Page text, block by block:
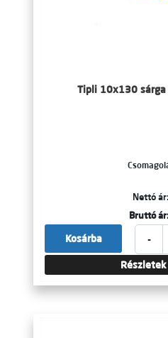
Tipli 10x130 sárga
Nettó ár:
Bruttó ár:
-
Kosárba
Részletek